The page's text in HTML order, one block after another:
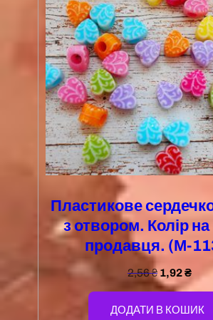
Пластикове
з отвором. Колір на
продавця. (М-
2,56₴ 1,92₴
ДОДАТИ В КОШИК